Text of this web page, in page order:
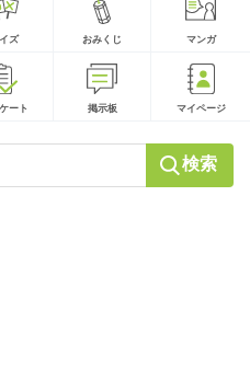
ズ おみくじ マンガ
ート 掲示板 マイページ
検索